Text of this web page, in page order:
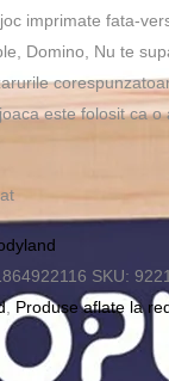
fost:
292.00 lei.
263.00 lei.
imprimate fata-
Domino, Nu te
este folosit ca
SKU:
, Produse aflate la